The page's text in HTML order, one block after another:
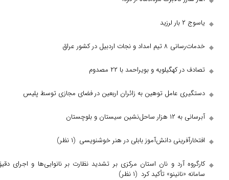
در کشور عراق
و بویراحمد با ۲۲ مصدوم
عامل توهین به زائران اربعین در فضای مجازی توسط پلیس
دانش‌آموز بابلی در هنر خوشنویسی (۱ نظر)
آرد و نان استان مرکزی بر تشدید نظارت بر نانوایی‌ها و اجرای دقیق
تأکید کرد(۱ نظر)